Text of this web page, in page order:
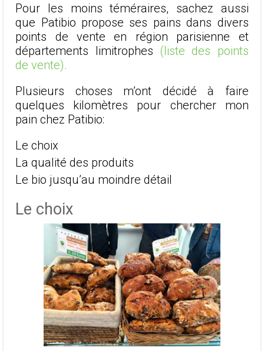
Pour les moins téméraires, sachez aussi
que Patibio propose ses pains dans divers
points de vente en région parisienne et
départements limitrophes (liste des points
de vente).
Plusieurs choses m’ont décidé à faire
quelques kilomètres pour chercher mon
pain chez Patibio:
Le choix
La qualité des produits
Le bio jusqu’au moindre détail
Le choix